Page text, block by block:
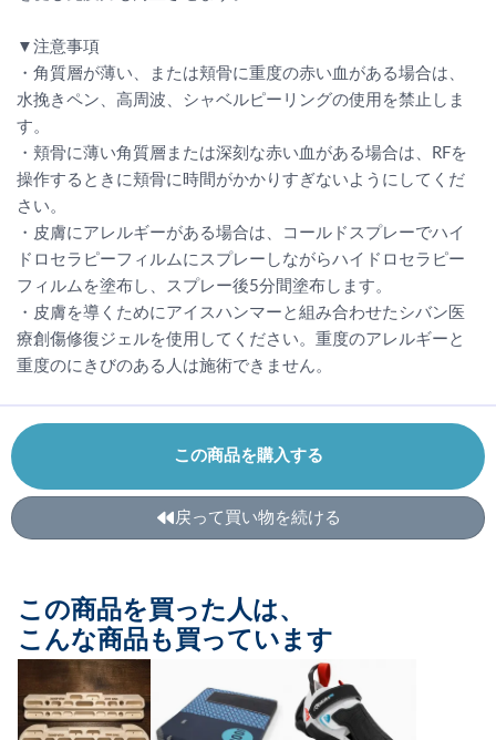
▼注意事項
・角質層が薄い、または頬骨に重度の赤い血がある場合は、
水挽きペン、高周波、シャベルピーリングの使用を禁止しま
す。
・頬骨に薄い角質層または深刻な赤い血がある場合は、RFを
操作するときに頬骨に時間がかかりすぎないようにしてくだ
さい。
・皮膚にアレルギーがある場合は、コールドスプレーでハイ
ドロセラピーフィルムにスプレーしながらハイドロセラピー
フィルムを塗布し、スプレー後5分間塗布します。
・皮膚を導くためにアイスハンマーと組み合わせたシバン医
療創傷修復ジェルを使用してください。重度のアレルギーと
重度のにきびのある人は施術できません。
この商品を購入する
戻って買い物を続ける
この商品を買った人は、
こんな商品も買っています